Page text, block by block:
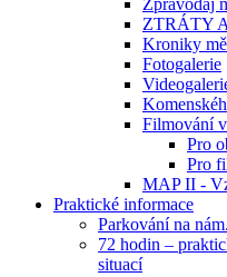
Zpravodaj
ZTRÁTY
Kroniky
Fotogalerie
Filmování
Pro
Pro
MAP II -
Praktické informace
Parkování na
72 hodin –
situací